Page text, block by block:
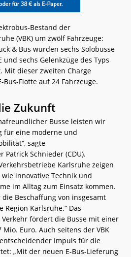
Bestand der
(VBK) um zwölf Fahrzeuge:
& Bus wurden sechs Solobusse
und sechs Gelenkzüge des Typs
Mit dieser zweiten Charge
Bus-Flotte auf 24 Fahrzeuge.
Zukunft
Busse leisten wir
für eine moderne und
sagte
Schnieder (CDU).
Karlsruhe zeigen
innovative Technik und
im Alltag zum Einsatz kommen.
Beschaffung von insgesamt
Region Karlsruhe.“ Das
fördert die Busse mit einer
Mio. Euro. Auch seitens der VBK
Impuls für die
„Mit der neuen E-Bus-Lieferung